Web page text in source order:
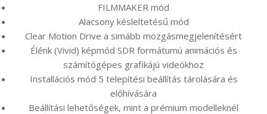
FILMMAKER mód
Alacsony késleltetésű mód
Clear Motion Drive a simább mozgásmegjelenítésért
Élénk (Vivid) képmód SDR formátumú animációs és
számítógépes grafikájú videókhoz
Installációs mód 5 telepítési beállítás tárolására és
előhívására
Beállítási lehetőségek, mint a prémium modelleknél